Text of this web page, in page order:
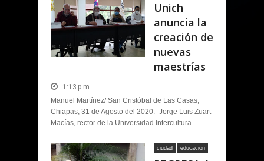
Unich
anuncia la
creación de
nuevas
maestrías
1:13 p.m.
Manuel Martínez/ San Cristóbal de Las Casas,
Chiapas; 31 de Agosto del 2020.- Jorge Luis Zuart
Macías, rector de la Universidad Intercultura...
ciudad educacion